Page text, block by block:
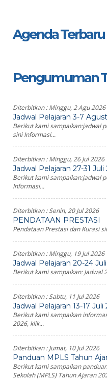
Agenda Terbaru
Pengumuman
Diterbitkan :Minggu, 2 Agu 2026
Jadwal Pelajaran 3-7
Berikut kami sampaikan:jadwal
sini Informasi...
Diterbitkan :Minggu, 26 Jul 2026
Jadwal Pelajaran 27-31 Juli
Berikut kami sampaikan:jadwal
Informasi...
Diterbitkan :Senin, 20 Jul 2026
PENDATAAN PRESTASI
Pendataan Prestasi dan Kurasi
Diterbitkan :Minggu, 19 Jul 2026
Jadwal Pelajaran 20-24
Berikut kami sampaikan: Jadwal
Diterbitkan :Sabtu, 11 Jul 2026
Jadwal Pelajaran 13-17 Juli
Berikut kami sampaikan
2026, klik...
Diterbitkan :Jumat, 10 Jul 2026
Panduan MPLS Tahun
Berikut kami sampaikan
Sekolah (MPLS) Tahun Ajaran